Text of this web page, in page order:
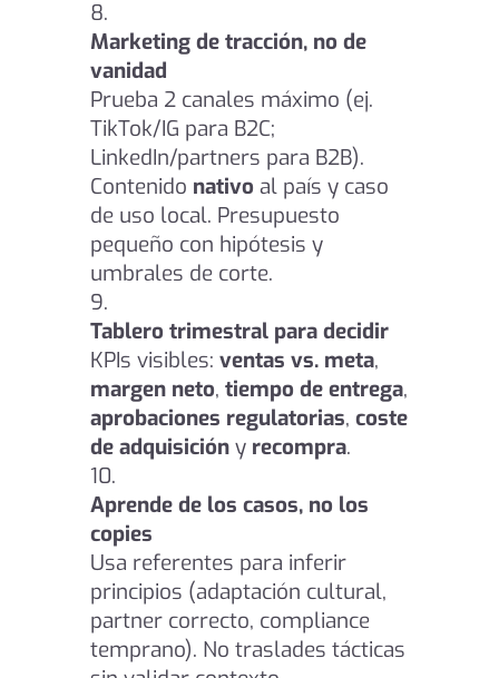
Marketing de tracción, no de
vanidad
Prueba 2 canales máximo (ej.
TikTok/IG para B2C;
LinkedIn/partners para B2B).
Contenido nativo al país y caso
de uso local. Presupuesto
pequeño con hipótesis y
umbrales de corte.
Tablero trimestral para decidir
KPIs visibles: ventas vs. meta,
margen neto, tiempo de entrega,
aprobaciones regulatorias, coste
de adquisicióny recompra.
Aprende de los casos, no los
copies
Usa referentes para inferir
principios (adaptación cultural,
partner correcto, compliance
temprano). No traslades tácticas